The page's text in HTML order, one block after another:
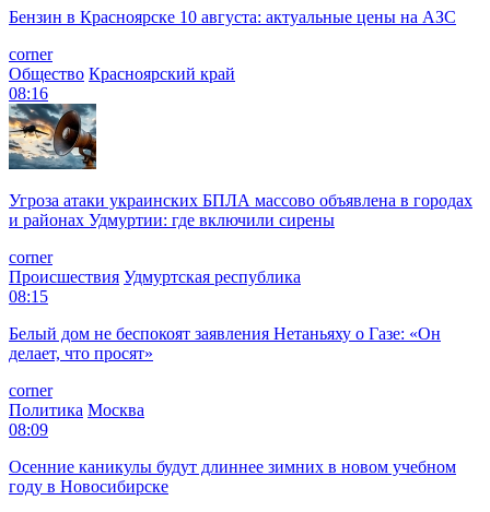
Бензин в Красноярске 10 августа: актуальные цены на АЗС
corner
Общество Красноярский край
08:16
Угроза атаки украинских БПЛА массово объявлена в городах
и районах Удмуртии: где включили сирены
corner
Происшествия Удмуртская республика
08:15
Белый дом не беспокоят заявления Нетаньяху о Газе: «Он
делает, что просят»
corner
Политика Москва
08:09
Осенние каникулы будут длиннее зимних в новом учебном
году в Новосибирске